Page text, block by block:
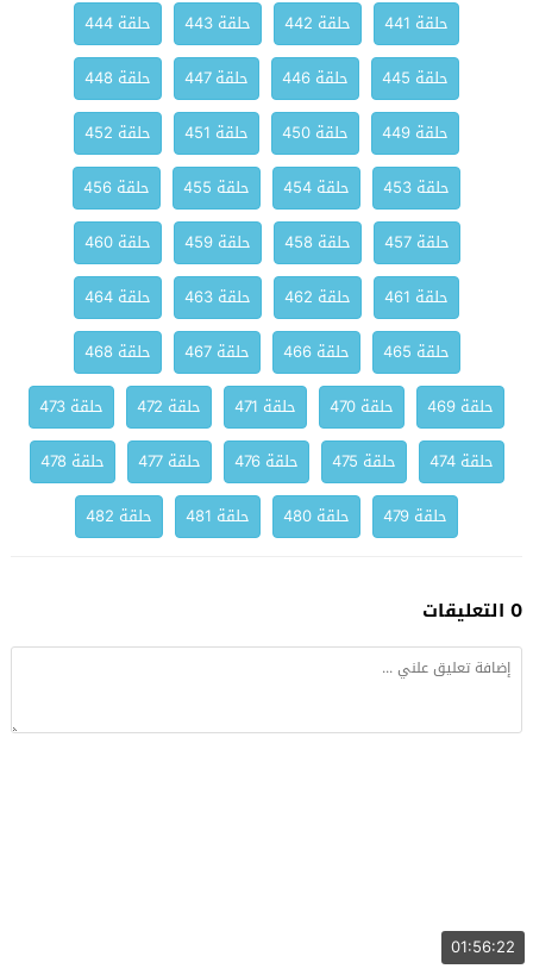
حلقة 441 حلقة 442 حلقة 443
حلقة 444
حلقة 445
حلقة 446 حلقة 447
حلقة 448
حلقة 449
حلقة 450 حلقة 451
حلقة 452
حلقة 453
حلقة 454 حلقة 455
حلقة 456
حلقة 457
حلقة 458 حلقة 459
حلقة 460
حلقة 461
حلقة 462 حلقة 463
حلقة 464
حلقة 465
حلقة 466 حلقة 467
حلقة 468
حلقة 469
حلقة 470 حلقة 471 حلقة 472
حلقة 473
حلقة 474
حلقة 475 حلقة 476 حلقة 477
حلقة 478
حلقة 479
حلقة 480 حلقة 481 حلقة 482
0 التعليقات
01:56:22